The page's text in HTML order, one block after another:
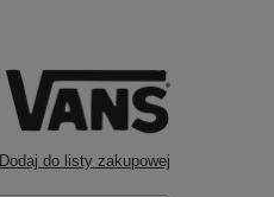
Dodaj do listy zakupowej